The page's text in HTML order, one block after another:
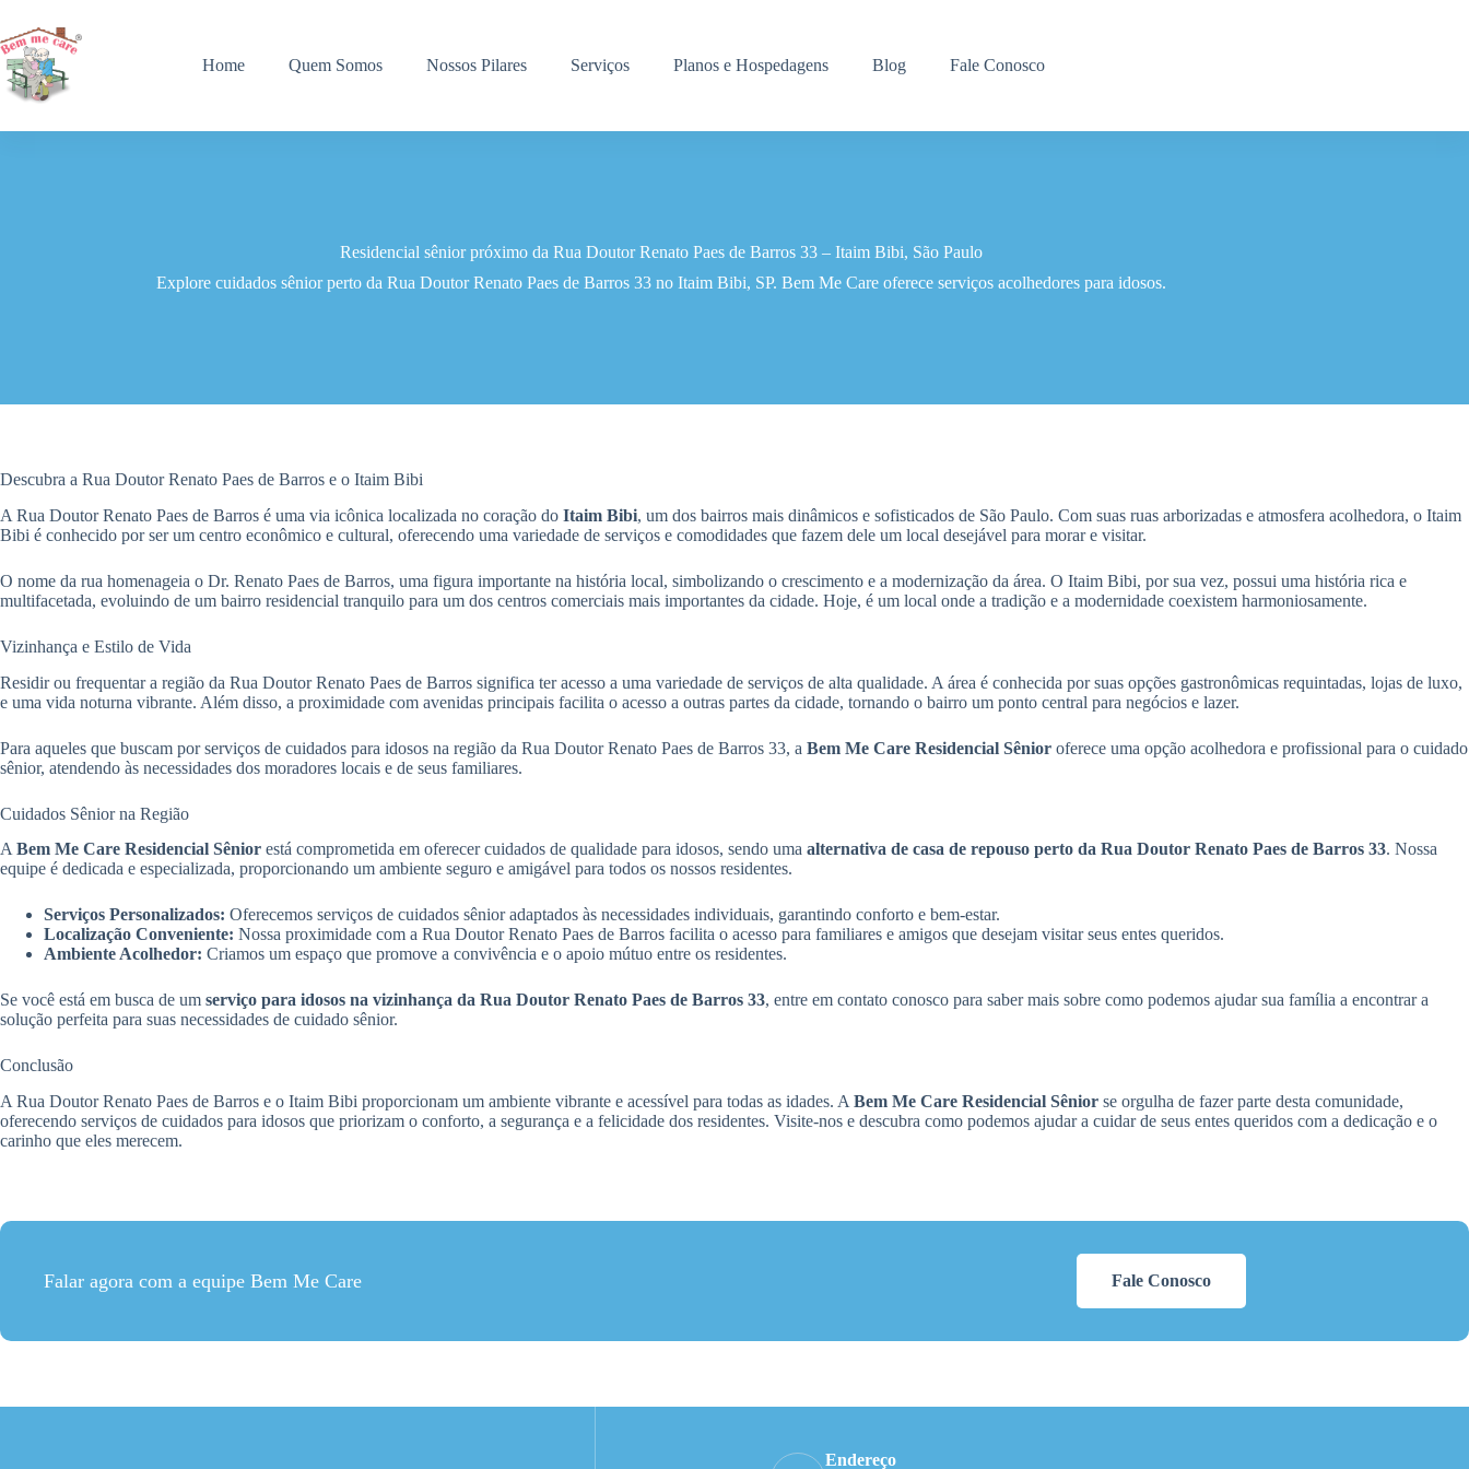
para
o
conteúdo
Home Quem Somos Nossos Pilares Serviços Planos e Hospedagens Blog Fale Conosco
Residencial sênior próximo da Rua Doutor Renato Paes de Barros 33 – Itaim Bibi, São Paulo
Explore cuidados sênior perto da Rua Doutor Renato Paes de Barros 33 no Itaim Bibi, SP. Bem Me Care oferece serviços acolhedores para idosos.
Descubra a Rua Doutor Renato Paes de Barros e o Itaim Bibi
A Rua Doutor Renato Paes de Barros é uma via icônica localizada no coração do Itaim Bibi, um dos bairros mais dinâmicos e sofisticados de São Paulo. Com suas ruas arborizadas e atmosfera acolhedora, o Itaim
Bibi é conhecido por ser um centro econômico e cultural, oferecendo uma variedade de serviços e comodidades que fazem dele um local desejável para morar e visitar.
O nome da rua homenageia o Dr. Renato Paes de Barros, uma figura importante na história local, simbolizando o crescimento e a modernização da área. O Itaim Bibi, por sua vez, possui uma história rica e
multifacetada, evoluindo de um bairro residencial tranquilo para um dos centros comerciais mais importantes da cidade. Hoje, é um local onde a tradição e a modernidade coexistem harmoniosamente.
Vizinhança e Estilo de Vida
Residir ou frequentar a região da Rua Doutor Renato Paes de Barros significa ter acesso a uma variedade de serviços de alta qualidade. A área é conhecida por suas opções gastronômicas requintadas, lojas de luxo,
e uma vida noturna vibrante. Além disso, a proximidade com avenidas principais facilita o acesso a outras partes da cidade, tornando o bairro um ponto central para negócios e lazer.
Para aqueles que buscam por serviços de cuidados para idosos na região da Rua Doutor Renato Paes de Barros 33, a Bem Me Care Residencial Sênior oferece uma opção acolhedora e profissional para o cuidado
sênior, atendendo às necessidades dos moradores locais e de seus familiares.
Cuidados Sênior na Região
A Bem Me Care Residencial Sênior está comprometida em oferecer cuidados de qualidade para idosos, sendo uma alternativa de casa de repouso perto da Rua Doutor Renato Paes de Barros 33. Nossa
equipe é dedicada e especializada, proporcionando um ambiente seguro e amigável para todos os nossos residentes.
Serviços Personalizados: Oferecemos serviços de cuidados sênior adaptados às necessidades individuais, garantindo conforto e bem-estar.
Localização Conveniente: Nossa proximidade com a Rua Doutor Renato Paes de Barros facilita o acesso para familiares e amigos que desejam visitar seus entes queridos.
Ambiente Acolhedor: Criamos um espaço que promove a convivência e o apoio mútuo entre os residentes.
Se você está em busca de um serviço para idosos na vizinhança da Rua Doutor Renato Paes de Barros 33, entre em contato conosco para saber mais sobre como podemos ajudar sua família a encontrar a
solução perfeita para suas necessidades de cuidado sênior.
Conclusão
A Rua Doutor Renato Paes de Barros e o Itaim Bibi proporcionam um ambiente vibrante e acessível para todas as idades. A Bem Me Care Residencial Sênior se orgulha de fazer parte desta comunidade,
oferecendo serviços de cuidados para idosos que priorizam o conforto, a segurança e a felicidade dos residentes. Visite-nos e descubra como podemos ajudar a cuidar de seus entes queridos com a dedicação e o
carinho que eles merecem.
Falar agora com a equipe Bem Me Care Fale Conosco
Endereço